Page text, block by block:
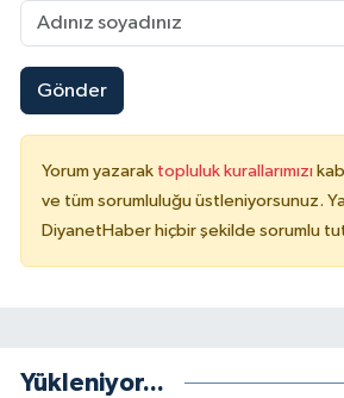
Gönder
Yorum yazarak topluluk kurallarımızı
ve tüm sorumluluğu üstleniyorsunuz.
DiyanetHaber hiçbir şekilde sorumlu
Yükleniyor...
Şırnak Müftülüğü
Tekirdağ Müftülüğü
Tokat Müftülüğü
Trabzon Müftülüğü
Van Müftülüğü